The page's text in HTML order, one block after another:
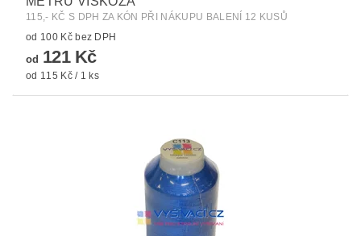
115,- KČ S DPH ZA KÓN PŘI NÁKUPU BALENÍ 12 KUSŮ
od 100 Kč bez DPH
od 121 Kč
od 115 Kč / 1 ks